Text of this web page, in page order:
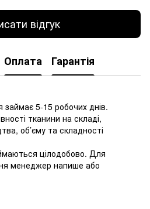
відгук
Оплата Гарантія
5-15 робочих днів.
тканини на складі,
об’єму та складності
цілодобово. Для
менеджер напише або